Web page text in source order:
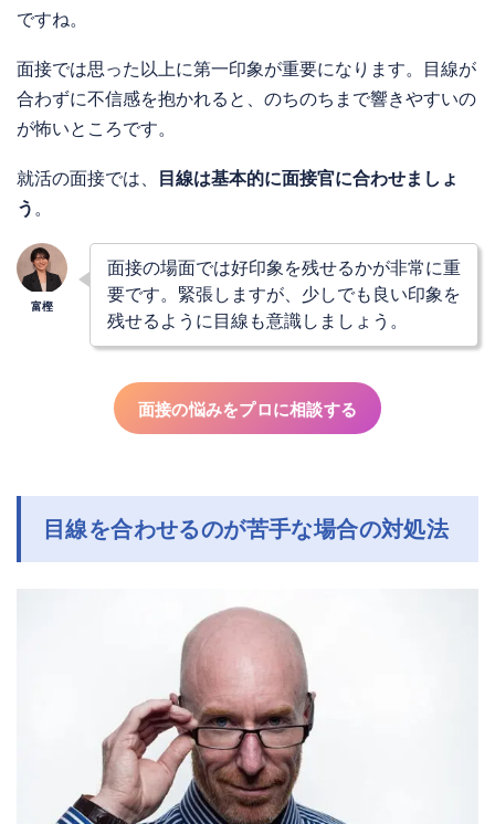
ですね。
面接では思った以上に第一印象が重要になります。目線が
合わずに不信感を抱かれると、のちのちまで響きやすいの
が怖いところです。
就活の面接では、
目線は基本的に面接官に合わせましょ
う 。
面接の場面では好印象を残せるかが非常に重
要です。緊張しますが、少しでも良い印象を
残せるように目線も意識しましょう。
面接の悩みをプロに相談する
目線を合わせるのが苦手な場合の対処法